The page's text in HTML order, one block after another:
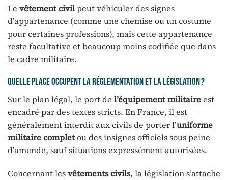
Le vêtement civilpeut véhiculer des signes
d’appartenance (comme une chemise ou un costume
pour certaines professions), mais cette appartenance
reste facultative et beaucoup moins codifiée que dans
le cadre militaire.
Quelle place occupent la réglementation et la législation ?
Sur le plan légal, le port de l’équipement militaireest
encadré par des textes stricts. En France, il est
généralement interdit aux civils de porter l’uniforme
militaire completou des insignes officiels sous peine
d’amende, sauf situations expressément autorisées.
Concernant lesvêtements civils, la législation s’attache